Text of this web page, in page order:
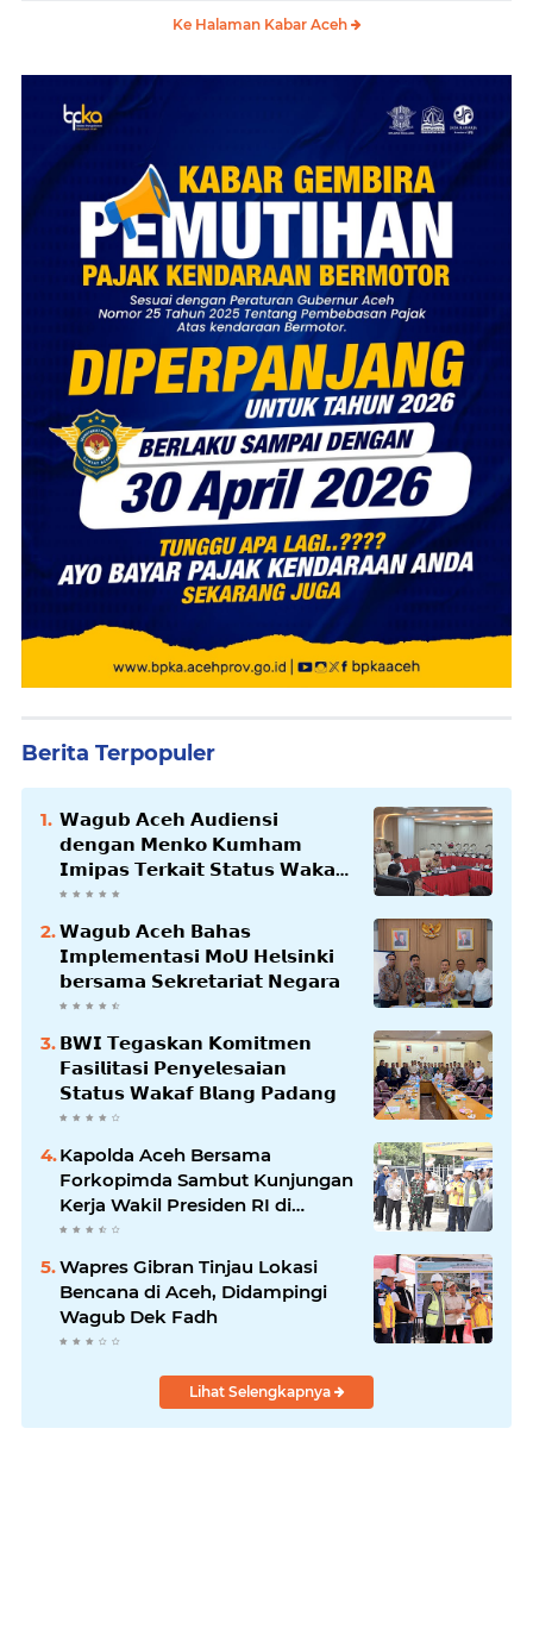
Ke Halaman Kabar Aceh
Berita Terpopuler
𝗪𝗮𝗴𝘂𝗯 𝗔𝗰𝗲𝗵 𝗔𝘂𝗱𝗶𝗲𝗻𝘀𝗶
𝗱𝗲𝗻𝗴𝗮𝗻 𝗠𝗲𝗻𝗸𝗼 𝗞𝘂𝗺𝗵𝗮𝗺
𝗜𝗺𝗶𝗽𝗮𝘀 𝗧𝗲𝗿𝗸𝗮𝗶𝘁 𝗦𝘁𝗮𝘁𝘂𝘀 𝗪𝗮𝗸𝗮𝗳
𝗕𝗹𝗮𝗻𝗴𝗽𝗮𝗱𝗮𝗻𝗴
𝗪𝗮𝗴𝘂𝗯 𝗔𝗰𝗲𝗵 𝗕𝗮𝗵𝗮𝘀
𝗜𝗺𝗽𝗹𝗲𝗺𝗲𝗻𝘁𝗮𝘀𝗶 𝗠𝗼𝗨 𝗛𝗲𝗹𝘀𝗶𝗻𝗸𝗶
𝗯𝗲𝗿𝘀𝗮𝗺𝗮 𝗦𝗲𝗸𝗿𝗲𝘁𝗮𝗿𝗶𝗮𝘁 𝗡𝗲𝗴𝗮𝗿𝗮
𝗕𝗪𝗜 𝗧𝗲𝗴𝗮𝘀𝗸𝗮𝗻 𝗞𝗼𝗺𝗶𝘁𝗺𝗲𝗻
𝗙𝗮𝘀𝗶𝗹𝗶𝘁𝗮𝘀𝗶 𝗣𝗲𝗻𝘆𝗲𝗹𝗲𝘀𝗮𝗶𝗮𝗻
𝗦𝘁𝗮𝘁𝘂𝘀 𝗪𝗮𝗸𝗮𝗳 𝗕𝗹𝗮𝗻𝗴 𝗣𝗮𝗱𝗮𝗻𝗴
Kapolda Aceh Bersama
Forkopimda Sambut Kunjungan
Kerja Wakil Presiden RI di
Kabupaten Bireuen
Wapres Gibran Tinjau Lokasi
Bencana di Aceh, Didampingi
Wagub Dek Fadh
Lihat Selengkapnya